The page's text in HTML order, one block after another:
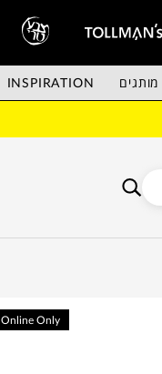
מותגים INSPIRATION
Online Only